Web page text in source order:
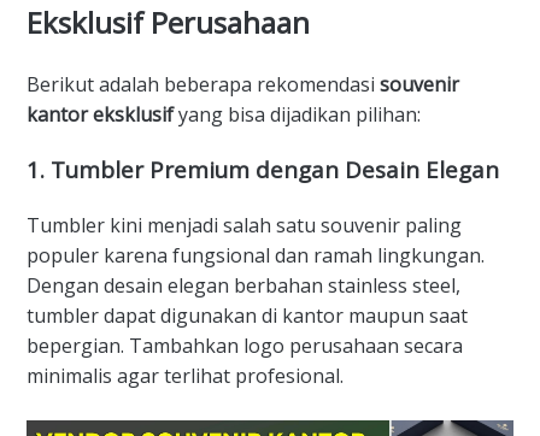
Eksklusif Perusahaan
Berikut adalah beberapa rekomendasi souvenir
kantor eksklusifyang bisa dijadikan pilihan:
1. Tumbler Premium dengan Desain Elegan
Tumbler kini menjadi salah satu souvenir paling
populer karena fungsional dan ramah lingkungan.
Dengan desain elegan berbahan stainless steel,
tumbler dapat digunakan di kantor maupun saat
bepergian. Tambahkan logo perusahaan secara
minimalis agar terlihat profesional.